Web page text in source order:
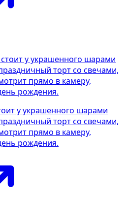
у украшенного шарами
торт со свечами,
прямо в камеру,
рождения.